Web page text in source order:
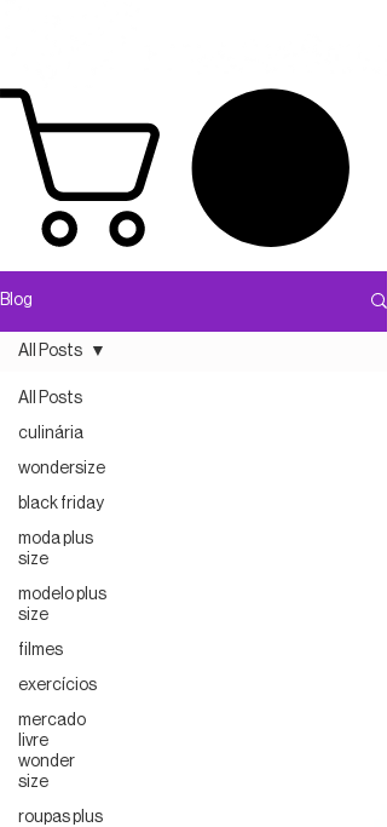
Blog
All Posts
culinária
wondersize
black friday
moda plus
size
modelo plus
size
filmes
exercícios
mercado
livre
wonder
size
roupas plus
All Posts